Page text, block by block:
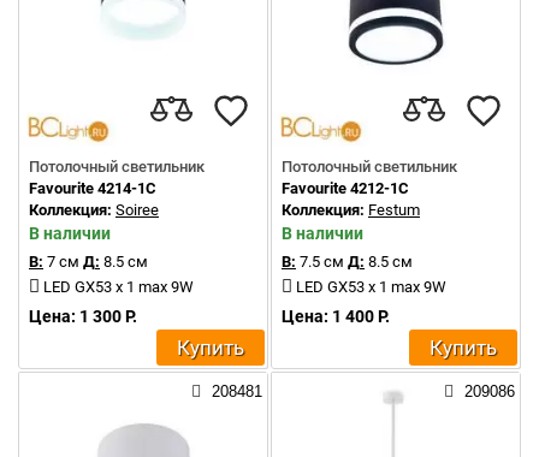
Потолочный светильник
Favourite 4214-1C
Коллекция: Soiree
В наличии
В: 7 см Д: 8.5 см
LED GX53 x 1 max 9W
Цена: 1 300 Р.
Купить
Потолочный светильник
Favourite 4212-1C
Коллекция: Festum
В наличии
В: 7.5 см Д: 8.5 см
LED GX53 x 1 max 9W
Цена: 1 400 Р.
Купить
208481 209086